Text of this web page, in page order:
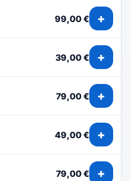
99,00 € +
39,00 € +
79,00 € +
49,00 € +
79,00 € +